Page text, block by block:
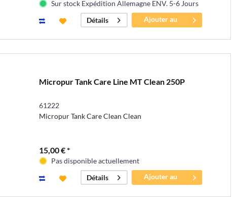
Sur stock Expédition Allemagne ENV. 5-6 Jours
Détails
Ajouter au
panier
Micropur Tank Care Line MT Clean 250P
61222
Micropur Tank Care Clean Clean
15,00 € *
Pas disponible actuellement
Détails
Ajouter au
panier